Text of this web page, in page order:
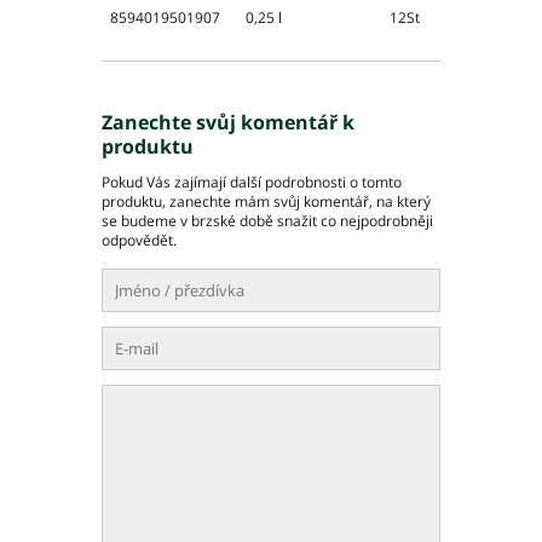
8594019501907 0,25 l 12St
Zanechte svůj komentář k
produktu
Pokud Vás zajímají další podrobnosti o tomto
produktu, zanechte mám svůj komentář, na který
se budeme v brzské době snažit co nejpodrobněji
odpovědět.